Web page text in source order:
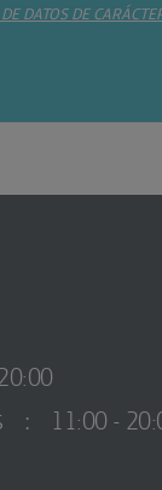
DATOS DE
: 11:00 -